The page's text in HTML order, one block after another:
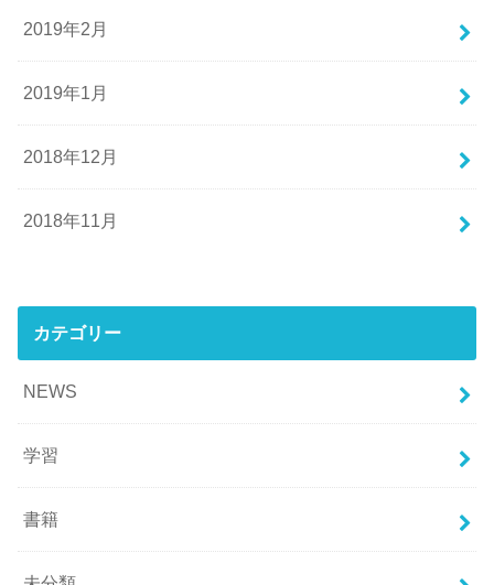
2019年2月
2019年1月
2018年12月
2018年11月
カテゴリー
NEWS
学習
書籍